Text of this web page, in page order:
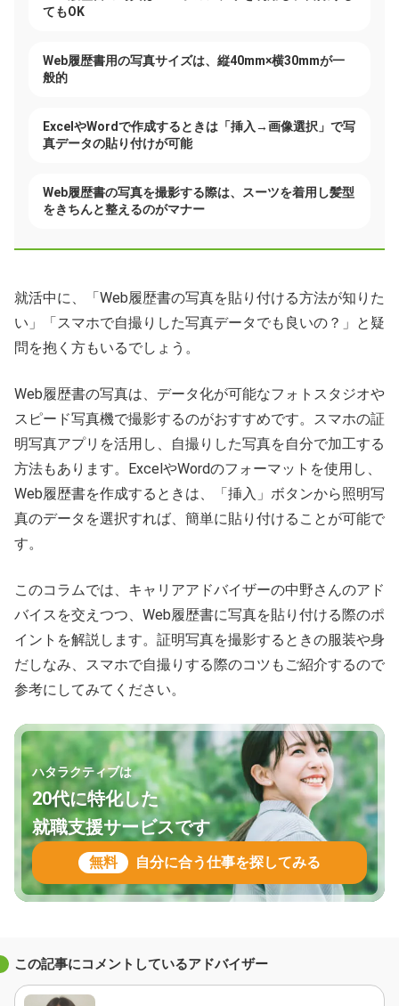
てもOK
Web履歴書用の写真サイズは、縦40mm×横30mmが一
般的
ExcelやWordで作成するときは「挿入→画像選択」で写
真データの貼り付けが可能
Web履歴書の写真を撮影する際は、スーツを着用し髪型
をきちんと整えるのがマナー
就活中に、「Web履歴書の写真を貼り付ける方法が知りた
い」「スマホで自撮りした写真データでも良いの？」と疑
問を抱く方もいるでしょう。
Web履歴書の写真は、データ化が可能なフォトスタジオや
スピード写真機で撮影するのがおすすめです。スマホの証
明写真アプリを活用し、自撮りした写真を自分で加工する
方法もあります。ExcelやWordのフォーマットを使用し、
Web履歴書を作成するときは、「挿入」ボタンから照明写
真のデータを選択すれば、簡単に貼り付けることが可能で
す。
このコラムでは、キャリアアドバイザーの中野さんのアド
バイスを交えつつ、Web履歴書に写真を貼り付ける際のポ
イントを解説します。証明写真を撮影するときの服装や身
だしなみ、スマホで自撮りする際のコツもご紹介するので
参考にしてみてください。
ハタラクティブは
20代に特化した
就職支援サービスです
無料 自分に合う仕事を探してみる
この記事にコメントしているアドバイザー